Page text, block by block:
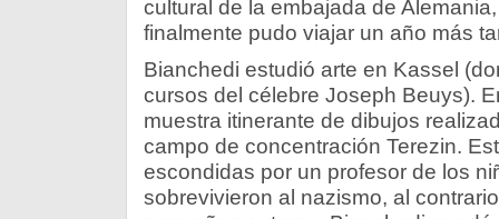
cultural de la embajada de
finalmente pudo viajar un año más
Bianchedi estudió arte en Kassel
cursos del célebre Joseph Beuys).
muestra itinerante de dibujos
campo de concentración Terezin.
escondidas por un profesor de los
sobrevivieron al nazismo, al